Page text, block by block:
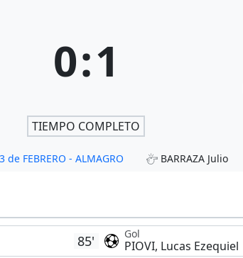
0:1
TIEMPO COMPLETO
de FEBRERO - ALMAGRO BARRAZA Julio
85' Gol
PIOVI, Lucas Ezequiel